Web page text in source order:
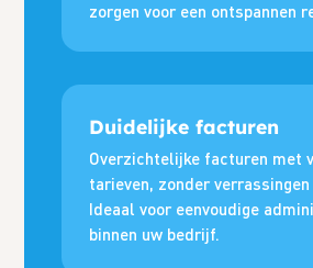
zorgen voor een ontspannen
Duidelijke facturen
Overzichtelijke facturen met
tarieven, zonder
Ideaal voor eenvoudige
binnen uw bedrijf.